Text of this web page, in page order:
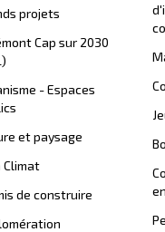
projets
Cap sur 2030
- Espaces
et paysage
Climat
de construire